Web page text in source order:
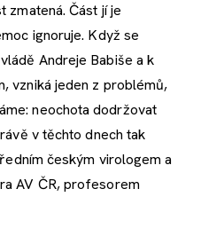
zmatená. Část jí je
ignoruje. Když se
Andreje Babiše a k
vzniká jeden z problémů,
neochota dodržovat
v těchto dnech tak
českým virologem a
AV ČR, profesorem